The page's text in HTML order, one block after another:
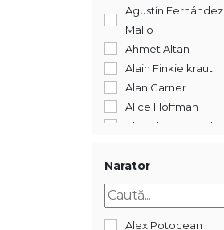
Agustín Fernández
Mallo
Ahmet Altan
Alain Finkielkraut
Alan Garner
Alice Hoffman
Almudena Grandes
Annie Ernaux
Araminta Hall
Asha Lemmie
Augustin Cupşa
Narator
Alex Potocean